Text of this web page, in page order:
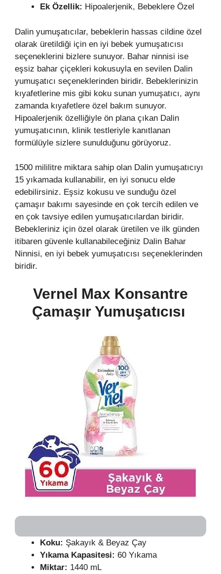
Ek Özellik: Hipoalerjenik, Bebeklere Özel
Dalin yumuşatıcılar, bebeklerin hassas cildine özel
olarak üretildiği için en iyi bebek yumuşatıcısı
seçeneklerini bizlere sunuyor. Bahar ninnisi ise
eşsiz bahar çiçekleri kokusuyla en sevilen Dalin
yumuşatıcı seçeneklerinden biridir. Bebeklerinizin
kıyafetlerine mis gibi koku sunan yumuşatıcı, aynı
zamanda kıyafetlere özel bakım sunuyor.
Hipoalerjenik özelliğiyle ön plana çıkan Dalin
yumuşatıcının, klinik testleriyle kanıtlanan
formülüyle sizlere sunulduğunu görüyoruz.
1500 mililitre miktara sahip olan Dalin yumuşatıcıyı
15 yıkamada kullanabilir, en iyi sonucu elde
edebilirsiniz. Eşsiz kokusu ve sunduğu özel
çamaşır bakımı sayesinde en çok tercih edilen ve
en çok tavsiye edilen yumuşatıcılardan biridir.
Bebekleriniz için özel olarak üretilen ve ilk günden
itibaren güvenle kullanabileceğiniz Dalin Bahar
Ninnisi, en iyi bebek yumuşatıcısı seçeneklerinden
biridir.
Vernel Max Konsantre
Çamaşır Yumuşatıcısı
Koku: Şakayık & Beyaz Çay
Yıkama Kapasitesi: 60 Yıkama
Miktar: 1440 mL